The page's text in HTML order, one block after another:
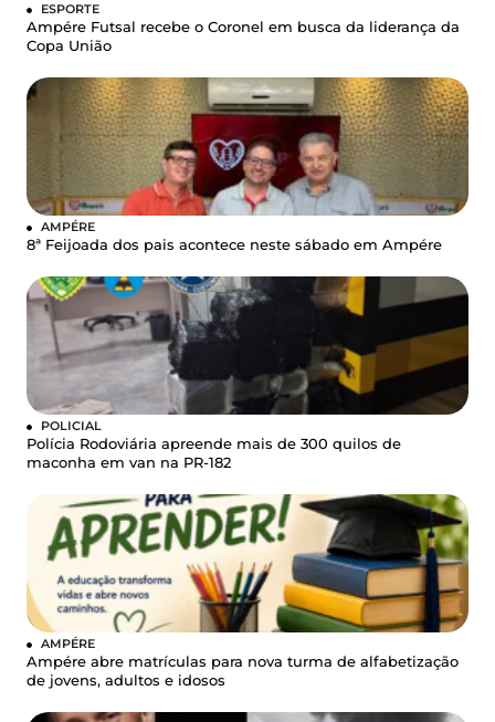
ESPORTE
Ampére Futsal recebe o Coronel em busca da liderança da
Copa União
AMPÉRE
8ª Feijoada dos pais acontece neste sábado em Ampére
POLICIAL
Polícia Rodoviária apreende mais de 300 quilos de
maconha em van na PR-182
AMPÉRE
Ampére abre matrículas para nova turma de alfabetização
de jovens, adultos e idosos